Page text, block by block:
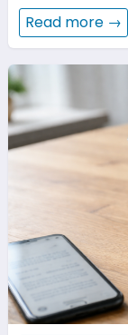
Read more →